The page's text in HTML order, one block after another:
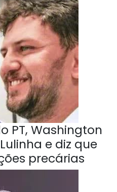
PT, Washington
e diz que
precárias